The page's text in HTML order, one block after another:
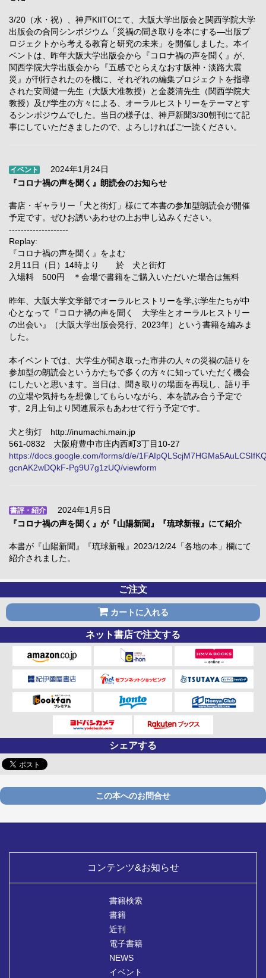
3/20（水・祝）、神戸KIITOにて、大阪大学出版会と関西学院大学
出版会の合同シンポジウム「災禍の聞き取りを本にする―出版プ
ロジェクトから考える教育と研究の未来」を開催しました。本イ
ベントは、昨年大阪大学出版会から『コロナ禍の声を聞く』が、
関西学院大学出版会から『五感でとらえなおす阪神・淡路大震
災』が刊行されたのを機に、それぞれの編集プロジェクトを指導
された安岡健一先生（大阪大准教授）と金菱清先生（関西学院大
教授）及び学生の方々による、オーラルヒストリーをテーマとす
るシンポジウムでした。当日の様子は、神戸新聞3/30朝刊にて記
事にしていただきましたので、よろしければご一読ください。
イベント
2024年1月24日
『コロナ禍の声を聞く』朗読会のお知らせ
書店・ギャラリー「犬と街灯」様にて本書の参加型朗読会が開催
予定です。ぜひお誘いあわせの上お申し込みください。
--------------------
Replay:
『コロナ禍の声を聞く』をよむ
2月11日（日）14時より 於 犬と街灯
入場料 500円 ＊会場で書籍をご購入いただいた場合は無料
昨年、大阪大学文学部でオーラルヒストリーを学ぶ学生たちが中
心となって『コロナ禍の声を聞く 大学生とオーラルヒストリー
の出会い』（大阪大学出版会発行、2023年）という書籍を編みま
した。
本イベントでは、大学生が聞き取った市井の人々の災禍の語りを
参加型の朗読会というかたちで多くの方々に知っていただく機会
にしたいと思います。当日は、聞き取りの場面を再現し、語り手
の立場や気持ちを想像してもらいながら、本を読み合う予定で
す。2月上旬より関連展示もあわせて行う予定です。
犬と街灯 http://inumachi.main.jp
561-0832 大阪府豊中市庄内西町3丁目10-27
https://docs.google.com/forms/d/e/
gcnAK2wDQkF-Pg9U7g1zUQ/viewform
書評・紹介
2024年1月5日
『コロナ禍の声を聞く』が『山陽新聞』『琉球新報』にて紹介
本書が『山陽新聞』『琉球新報』2023/12/24「各地の本」欄にて
紹介されました。
ご注文
カートに入れる
ネット書店で注文する
シェアする
この本へのお問合せ
コンテンツ&お知らせ
書籍検索
書籍
近刊
電子書籍
NEWS
イベント